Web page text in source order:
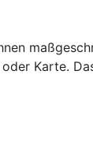
Karte.